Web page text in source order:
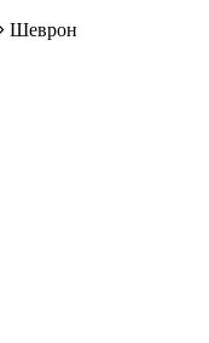
Шеврон